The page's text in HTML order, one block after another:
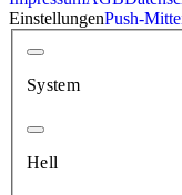
EinstellungenPush-
System
Hell